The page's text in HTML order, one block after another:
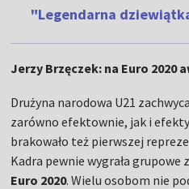
"Legendarna
Jerzy Brzęczek: na Euro 2020
Drużyna narodowa U21
zarówno efektownie, jak i
brakowało też pierwszej
Kadra pewnie wygrała
Euro 2020. Wielu osobom nie